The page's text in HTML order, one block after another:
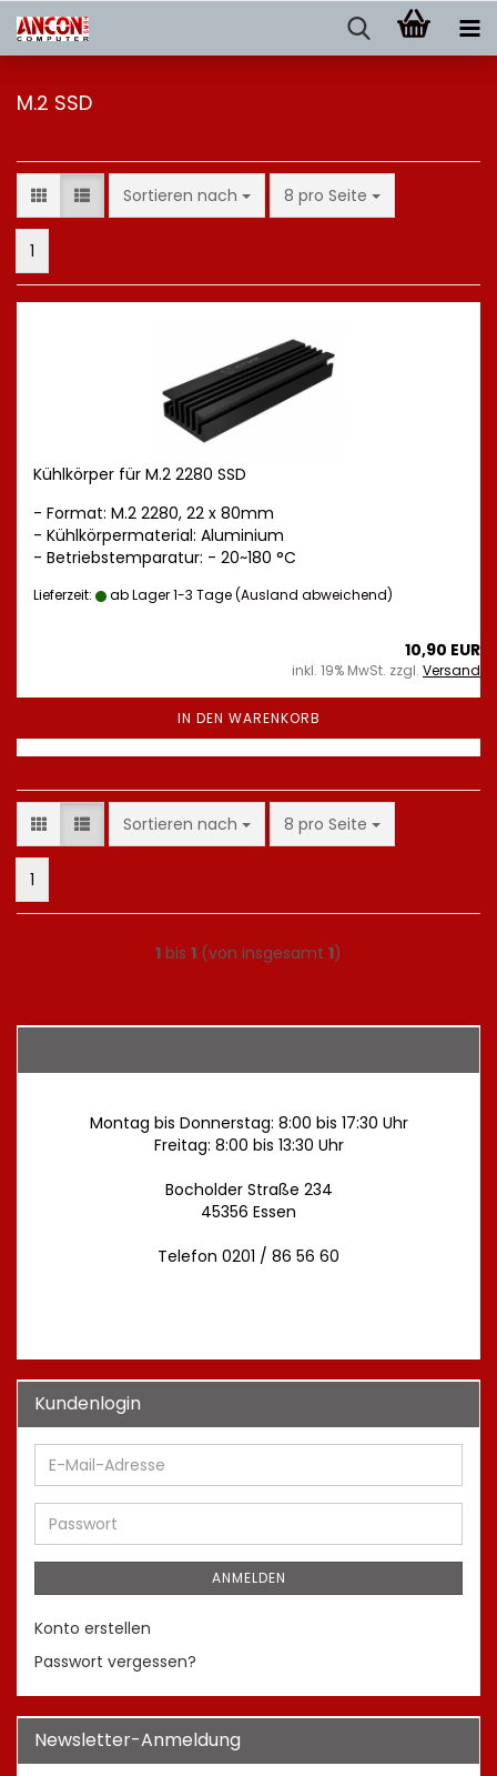
M.2 SSD
Sortieren nach
Sortieren nach 8 pro Seite
pro Seite
1
Kühlkörper für M.2 2280 SSD
- Format: M.2 2280, 22 x 80mm
- Kühlkörpermaterial: Aluminium
- Betriebstemparatur: - 20~180 °C
Lieferzeit: ab Lager 1-3 Tage(Ausland abweichend)
10,90 EUR
inkl. 19% MwSt. zzgl. Versand
IN DEN WARENKORB
Sortieren nach
Sortieren nach 8 pro Seite
pro Seite
1
1 bis 1 (von insgesamt 1)
Montag bis Donnerstag: 8:00 bis 17:30 Uhr
Freitag: 8:00 bis 13:30 Uhr
Bocholder Straße 234
45356 Essen
Telefon 0201 / 86 56 60
Kundenlogin
E-
Mail-
Adresse
Passwort
ANMELDEN
Konto erstellen
Passwort vergessen?
Newsletter-Anmeldung